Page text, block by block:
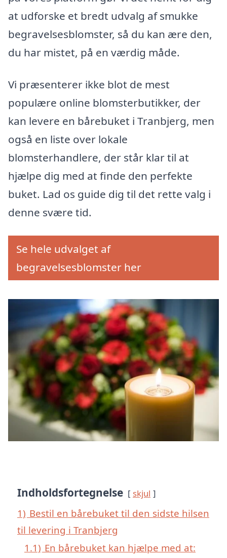
at udforske et bredt udvalg af smukke
begravelsesblomster, så du kan ære den,
du har mistet, på en værdig måde.
Vi præsenterer ikke blot de mest
populære online blomsterbutikker, der
kan levere en bårebuket i Tranbjerg, men
også en liste over lokale
blomsterhandlere, der står klar til at
hjælpe dig med at finde den perfekte
buket. Lad os guide dig til det rette valg i
denne svære tid.
Se hele udvalget af
begravelsesblomster her
Indholdsfortegnelse skjul
1) Bestil en bårebuket til den sidste hilsen
til levering i Tranbjerg
1.1) En bårebuket kan hjælpe med at: